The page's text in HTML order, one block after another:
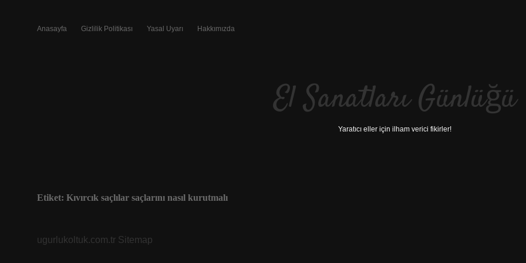
Anasayfa Gizlilik Politikası Yasal Uyarı Hakkımızda
El Sanatları Günlüğü
Yaratıcı eller için ilham verici fikirler!
Etiket: Kıvırcık saçlılar saçlarını nasıl kurutmalı
ugurlukoltuk.com.tr Sitemap